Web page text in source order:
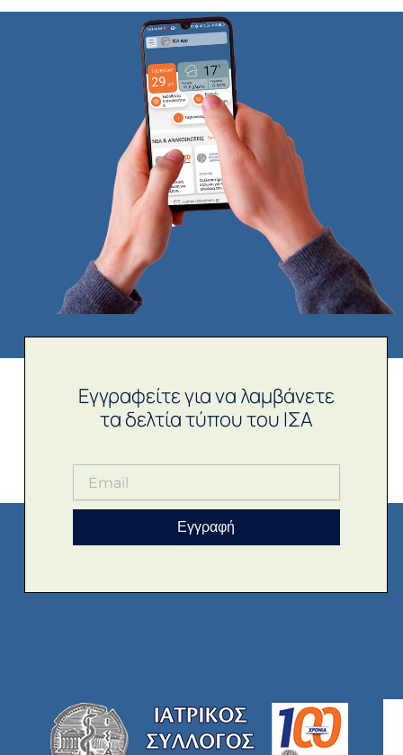
Εγγραφείτε για να λαμβάνετε
τα δελτία τύπου του ΙΣΑ
Εγγραφή